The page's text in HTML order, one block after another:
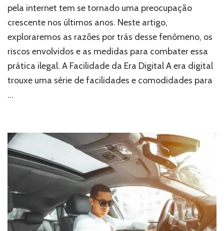
pela internet tem se tornado uma preocupação
crescente nos últimos anos. Neste artigo,
exploraremos as razões por trás desse fenômeno, os
riscos envolvidos e as medidas para combater essa
prática ilegal. A Facilidade da Era Digital A era digital
trouxe uma série de facilidades e comodidades para
…